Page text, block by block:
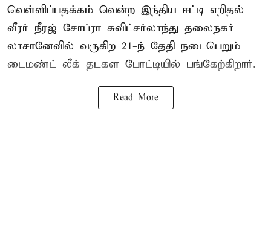
வெள்ளிப்பதக்கம் வென்ற இந்திய ஈட்டி எறிதல்
வீரர் நீரஜ் சோப்ரா சுவிட்சர்லாந்து தலைநகர்
லாசானேவில் வருகிற 21-ந் தேதி நடைபெறும்
டைமண்ட் லீக் தடகள போட்டியில் பங்கேற்கிறார்.
Read More